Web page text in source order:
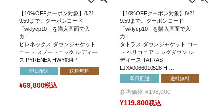
【10%OFFクーポン対象】8/21
9:59まで。クーポンコード
「wklycp10」を購入画面で入
力！
ピレネックス ダウンジャケット
コート スプートニック レディー
ス PYRENEX HWY034P
即日配送 送料無料
¥69,800税込
【10%OFFクーポン対象】8/21
9:59まで。クーポンコード
「wklycp10」を購入画面で入
力！
タトラス ダウンジャケット コー
ト ヘリコニア ロングダウン レ
ディース TATRAS
LJXA0066010528 H …
即日配送 送料無料
参考価格 ¥198,000
¥119,800税込